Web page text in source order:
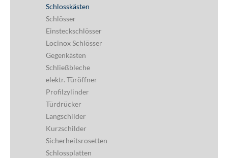
Schlosskästen
Schlösser
Einsteckschlösser
Locinox Schlösser
Gegenkästen
Schließbleche
elektr. Türöffner
Profilzylinder
Türdrücker
Langschilder
Kurzschilder
Sicherheitsrosetten
Schlossplatten